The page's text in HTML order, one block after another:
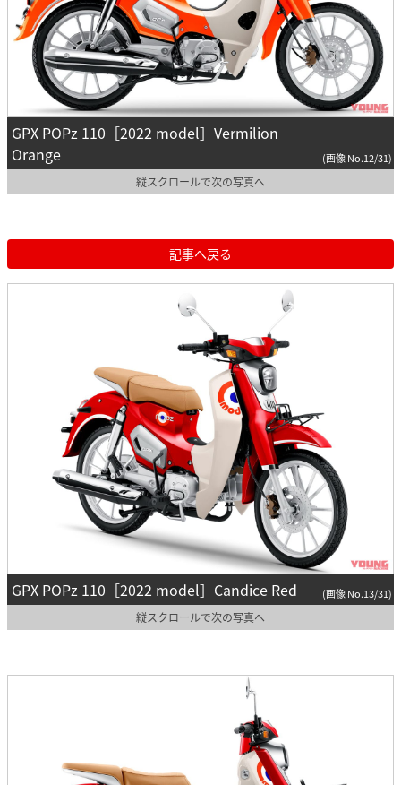
GPX POPz 110［2022 model］Vermilion
Orange
(画像 No.12/31)
縦スクロールで次の写真へ
記事へ戻る
GPX POPz 110［2022 model］Candice Red (画像 No.13/31)
縦スクロールで次の写真へ